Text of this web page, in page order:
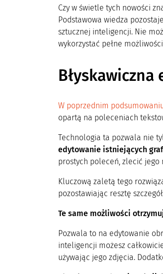
Czy w świetle tych nowości
Podstawowa wiedza
sztucznej inteligencji. Nie
wykorzystać pełne
W poprzednim
opartą na poleceniach
Technologia ta pozwala nie
edytowanie istniejących
prostych poleceń, zlecić jego
Kluczową zaletą tego
pozostawiając resztę
Te same możliwości
Pozwala to na edytowanie
inteligencji możesz
używając jego zdjęcia.